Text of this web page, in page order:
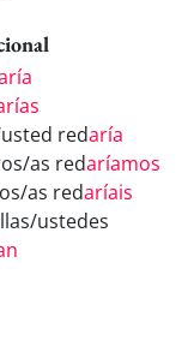
redaría
as redaríamos
as redaríais
ustedes